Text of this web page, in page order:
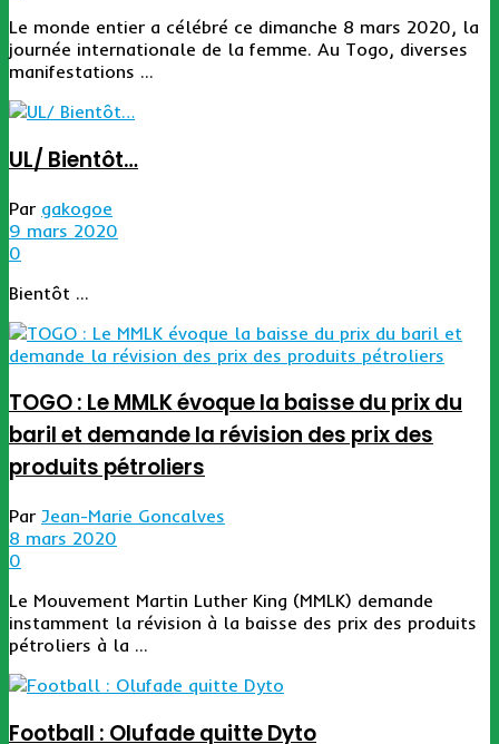
Le monde entier a célébré ce dimanche 8 mars 2020, la
journée internationale de la femme. Au Togo, diverses
manifestations ...
UL/ Bientôt…
Par gakogoe
9 mars 2020
0
Bientôt ...
TOGO : Le MMLK évoque la baisse du prix du
baril et demande la révision des prix des
produits pétroliers
Par Jean-Marie Goncalves
8 mars 2020
0
Le Mouvement Martin Luther King (MMLK) demande
instamment la révision à la baisse des prix des produits
pétroliers à la ...
Football : Olufade quitte Dyto